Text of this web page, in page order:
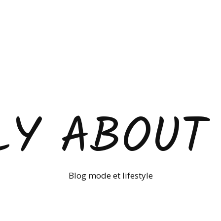
Blog mode et lifestyle